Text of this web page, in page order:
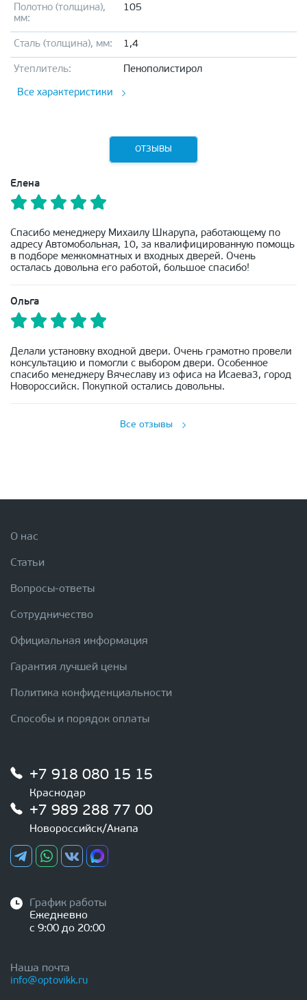
Полотно (толщина),
мм:
105
Сталь (толщина), мм: 1,4
Утеплитель: Пенополистирол
Все характеристики
ОТЗЫВЫ
Елена
Спасибо менеджеру Михаилу Шкарупа, работающему по
адресу Автомобольная, 10, за квалифицированную помощь
в подборе межкомнатных и входных дверей. Очень
осталась довольна его работой, большое спасибо!
Ольга
Делали установку входной двери. Очень грамотно провели
консультацию и помогли с выбором двери. Особенное
спасибо менеджеру Вячеславу из офиса на Исаева3, город
Новороссийск. Покупкой остались довольны.
Все отзывы
О нас
Статьи
Вопросы-ответы
Сотрудничество
Официальная информация
Гарантия лучшей цены
Политика конфиденциальности
Способы и порядок оплаты
+7 918 080 15 15
Краснодар
+7 989 288 77 00
Новороссийск/Анапа
График работы
Ежедневно
с 9:00 до 20:00
Наша почта
info@optovikk.ru